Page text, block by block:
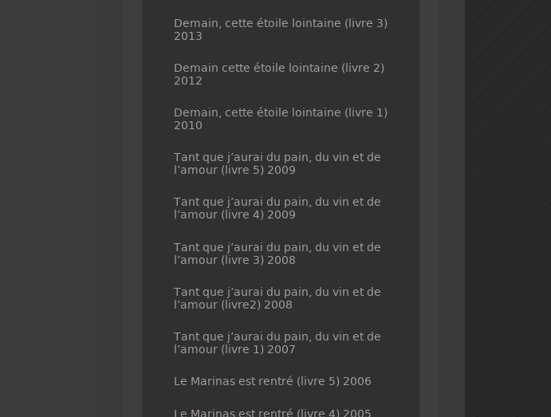
Demain, cette étoile lointaine (livre 3)
2013
Demain cette étoile lointaine (livre 2)
2012
Demain, cette étoile lointaine (livre 1)
2010
Tant que j’aurai du pain, du vin et de
l’amour (livre 5) 2009
Tant que j’aurai du pain, du vin et de
l’amour (livre 4) 2009
Tant que j’aurai du pain, du vin et de
l’amour (livre 3) 2008
Tant que j’aurai du pain, du vin et de
l’amour (livre2) 2008
Tant que j’aurai du pain, du vin et de
l’amour (livre 1) 2007
Le Marinas est rentré (livre 5) 2006
Le Marinas est rentré (livre 4) 2005